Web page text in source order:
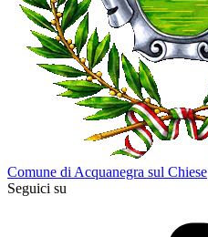
Comune di Acquanegra sul Chiese
Seguici su